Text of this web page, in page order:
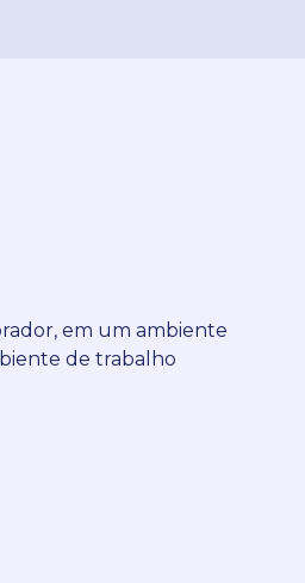
em um ambiente
de trabalho